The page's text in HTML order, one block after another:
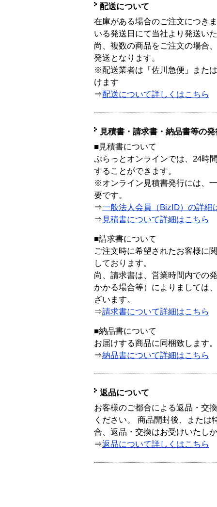
配送について
在庫がある場合のご注文につき
いる発送日にて当社より発送い
尚、複数の商品をご注文の場合
発送となります。
※配送業者は「佐川急便」また
けます
⇒配送について詳しくはこちら
見積書・請求書・納品書等の
■見積書について
ぷらっとオンラインでは、24時
することができます。
※オンライン見積書発行には、
要です。
⇒一般法人会員（BizID）の詳細
⇒ 見積書について詳細はこちら
■請求書について
ご注文時に希望されたお客様に
しております。
尚、請求書は、営業時間内での
かかる場合等）によりましては
ざいます。
⇒請求書について詳細はこちら
■納品書について
お届けする商品に同梱致します。
⇒納品書について詳細はこちら
返品について
お客様のご都合による返品・交
ください。 商品開封後、または
合、返品・交換はお受けいたし
⇒返品について詳しくはこちら